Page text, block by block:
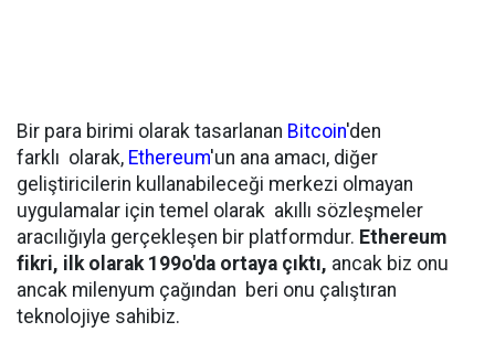
Bir para birimi olarak tasarlanan Bitcoin'den
farklı olarak, Ethereum'un ana amacı, diğer
geliştiricilerin kullanabileceği merkezi olmayan
uygulamalar için temel olarak akıllı sözleşmeler
aracılığıyla gerçekleşen bir platformdur. Ethereum
fikri, ilk olarak 199o'da ortaya çıktı, ancak biz onu
ancak milenyum çağından beri onu çalıştıran
teknolojiye sahibiz.